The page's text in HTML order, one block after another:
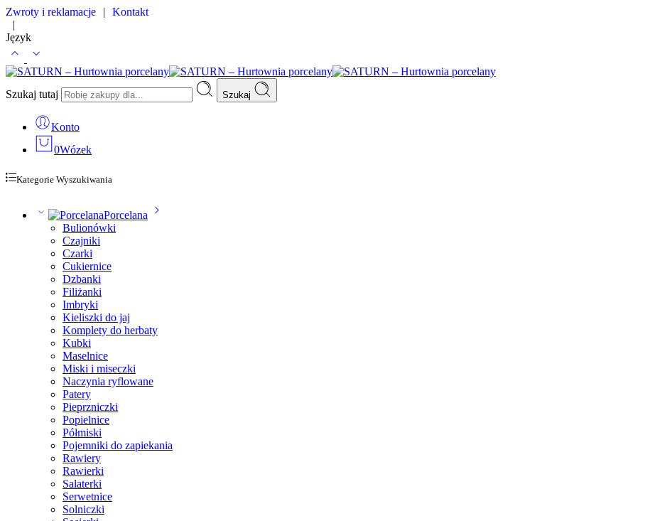
Zwroty i reklamacje |
Kontakt
|
Język
Szukaj tutaj Szukaj
Konto
0Wózek
Kategorie Wyszukiwania
Porcelana
Bulionówki
Czajniki
Czarki
Cukiernice
Dzbanki
Filiżanki
Imbryki
Kieliszki do jaj
Komplety do herbaty
Kubki
Maselnice
Miski i miseczki
Naczynia ryflowane
Patery
Pieprzniczki
Popielnice
Półmiski
Pojemniki do zapiekania
Rawiery
Rawierki
Salaterki
Serwetnice
Solniczki